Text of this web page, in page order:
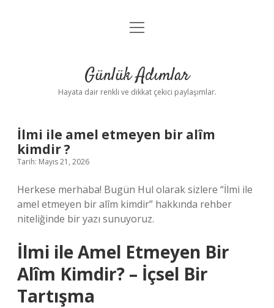
Anasayfa
Yasal Uyarı
menüyü
Günlük Adımlar
Hayata dair renkli ve dikkat çekici paylaşımlar.
İlmi ile amel etmeyen bir alîm
kimdir ?
Tarih: Mayıs 21, 2026
Herkese merhaba! Bugün Hul olarak sizlere “İlmi ile
amel etmeyen bir alîm kimdir” hakkında rehber
niteliğinde bir yazı sunuyoruz.
İlmi ile Amel Etmeyen Bir
Alîm Kimdir? – İçsel Bir
Tartışma